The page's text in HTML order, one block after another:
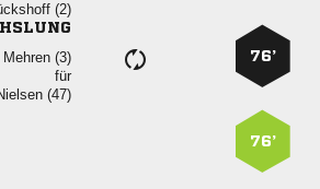


für

76’
76’